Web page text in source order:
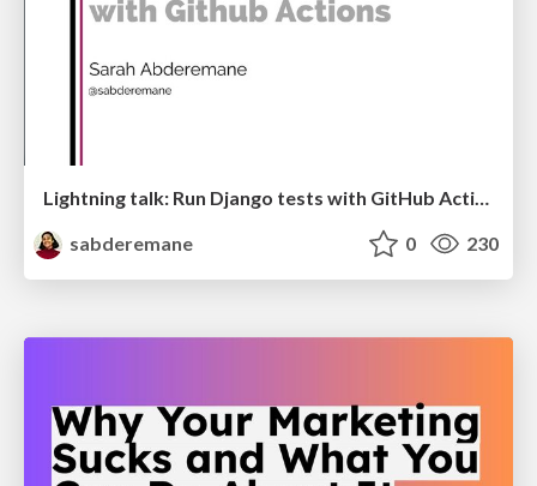
Lightning talk: Run Django tests with GitHub Actions
sabderemane
0 230